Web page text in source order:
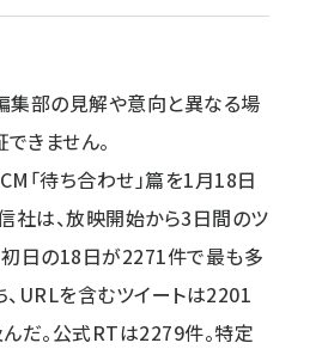
集部の見解や意向と異なる場
きません。
「待ち合わせ」篇を1月18日
は、放映開始から3日間のツ
初日の18日が2271件で最も多
URLを含むツイートは2201
だ。公式RTは2279件。特定